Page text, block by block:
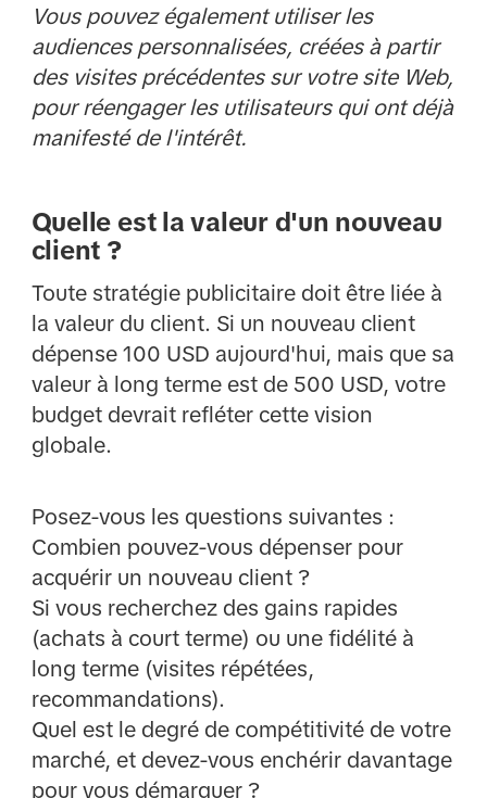
Vous pouvez également utiliser les
audiences personnalisées, créées à partir
des visites précédentes sur votre site Web,
pour réengager les utilisateurs qui ont déjà
manifesté de l'intérêt.
Quelle est la valeur d'un nouveau
client ?
Toute stratégie publicitaire doit être liée à
la valeur du client. Si un nouveau client
dépense 100 USD aujourd'hui, mais que sa
valeur à long terme est de 500 USD, votre
budget devrait refléter cette vision
globale.
Posez-vous les questions suivantes :
Combien pouvez-vous dépenser pour
acquérir un nouveau client ?
Si vous recherchez des gains rapides
(achats à court terme) ou une fidélité à
long terme (visites répétées,
recommandations).
Quel est le degré de compétitivité de votre
marché, et devez-vous enchérir davantage
pour vous démarquer ?